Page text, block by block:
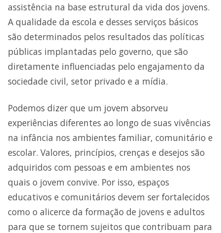
assistência na base estrutural da vida dos jovens.
A qualidade da escola e desses serviços básicos
são determinados pelos resultados das políticas
públicas implantadas pelo governo, que são
diretamente influenciadas pelo engajamento da
sociedade civil, setor privado e a mídia.
Podemos dizer que um jovem absorveu
experiências diferentes ao longo de suas vivências
na infância nos ambientes familiar, comunitário e
escolar. Valores, princípios, crenças e desejos são
adquiridos com pessoas e em ambientes nos
quais o jovem convive. Por isso, espaços
educativos e comunitários devem ser fortalecidos
como o alicerce da formação de jovens e adultos
para que se tornem sujeitos que contribuam para